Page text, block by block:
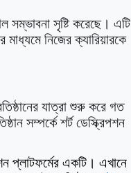
সম্ভাবনা সৃষ্টি করেছে। এটি
নিজের ক্যারিয়ারকে
যাত্রা শুরু করে গত
সম্পর্কে শর্ট ডেস্ক্রিপশন
প্লাটফর্মের একটি। এখানে